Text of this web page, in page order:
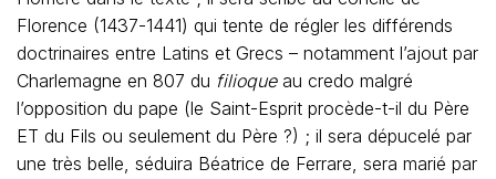
Florence (1437-1441) qui tente de régler les différends
doctrinaires entre Latins et Grecs – notamment l’ajout par
Charlemagne en 807 du filioqueau credo malgré
l’opposition du pape (le Saint-Esprit procède-t-il du Père
ET du Fils ou seulement du Père ?) ; il sera dépucelé par
une très belle, séduira Béatrice de Ferrare, sera marié par